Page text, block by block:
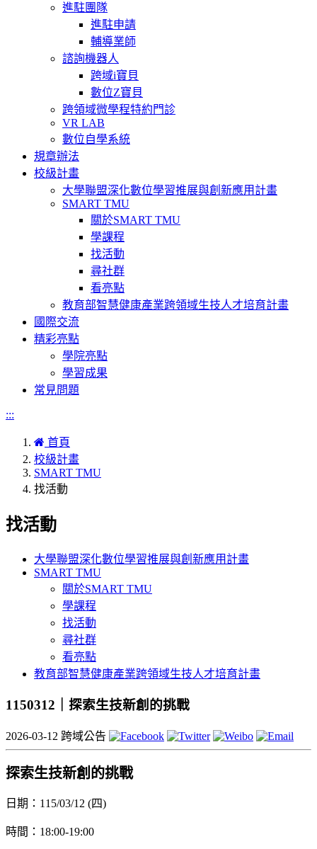
進駐團隊
進駐申請
輔導業師
諮詢機器人
跨域i寶貝
數位Z寶貝
跨領域微學程特約門診
VR LAB
數位自學系統
規章辦法
校級計畫
大學聯盟深化數位學習推展與創新應用計畫
SMART TMU
關於SMART TMU
學課程
找活動
尋社群
看亮點
教育部智慧健康產業跨領域生技人才培育計畫
國際交流
精彩亮點
學院亮點
學習成果
常見問題
:::
首頁
校級計畫
SMART TMU
找活動
找活動
大學聯盟深化數位學習推展與創新應用計畫
SMART TMU
關於SMART TMU
學課程
找活動
尋社群
看亮點
教育部智慧健康產業跨領域生技人才培育計畫
1150312｜探索生技新創的挑戰
2026-03-12 跨域公告
探索生技新創的挑戰
日期：115/03/12 (四)
時間：18:00-19:00